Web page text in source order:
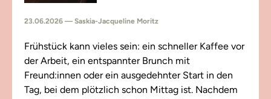
23.06.2026 — Saskia-Jacqueline Moritz
Frühstück kann vieles sein: ein schneller Kaffee vor
der Arbeit, ein entspannter Brunch mit
Freund:innen oder ein ausgedehnter Start in den
Tag, bei dem plötzlich schon Mittag ist. Nachdem